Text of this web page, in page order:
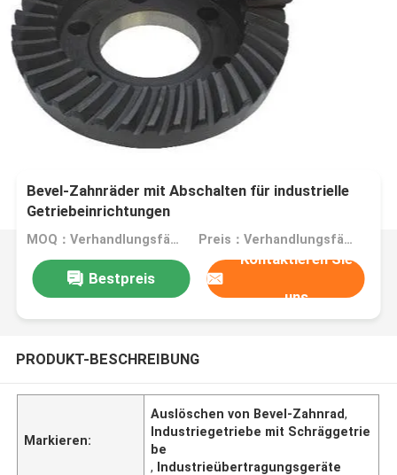
Bevel-Zahnräder mit Abschalten für industrielle
Getriebeinrichtungen
MOQ：Verhandlungsfähig Preis：Verhandlungsfähig
Bestpreis
Kontaktieren Sie
uns
PRODUKT-BESCHREIBUNG
Markieren:
Auslöschen von Bevel-Zahnrad,
Industriegetriebe mit Schräggetrie
be
, Industrieübertragungsgeräte